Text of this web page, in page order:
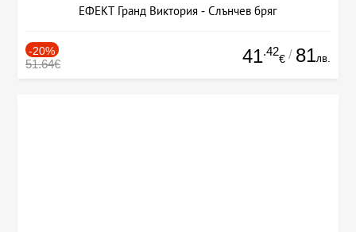
ЕФЕКТ Гранд Виктория - Слънчев бряг
-20%
51.64€ 41.42
€ / 81лв.